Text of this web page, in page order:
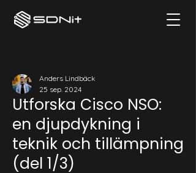
Utforska Cisco NSO:
en djupdykning i
teknik och tillämpning
(del 1/3)
Anders Lindbäck
25 sep. 2024